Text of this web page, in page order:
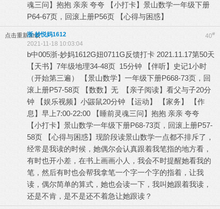
魂三问】抱抱 亲亲 夸夸 【小打卡】景山数学一年级下册
P64-67页，回滚上册P56页 【心得与困惑】
点击重新加载 40#
浙-妙悦妈1612
2021-11-18 10:03:04
b中005浙-妙妈1612G妞0711G反馈打卡 2021.11.17第50天
【天书】7年级地理34-48页 15分钟 【伴听】史记1小时
（开始第三遍） 【景山数学】一年级下册P668-73页，回
滚上册P57-58页 【数数】无 【亲子阅读】看父与子20分
钟 【娱乐视频】小鼹鼠20分钟 【运动】 【家务】 【作
息】早上7:00-22:00 【睡前灵魂三问】抱抱 亲亲 夸夸
【小打卡】景山数学一年级下册P68-73页，回滚上册P57-
58页 【心得与困惑】现阶段读景山数学一点都不排斥了，
经常是我读的时候，她偶尔会认真跟着我笔指的地方看，
有时也开小差，在书上画画小人，我会不时提醒她看我的
笔，然后有时也会帮我拿笔一个字一个字的指着，让我
读，偶尔简单的算式，她也会读一下，我叫她跟着我读，
还是不肯，是不是还不着急让她跟读？